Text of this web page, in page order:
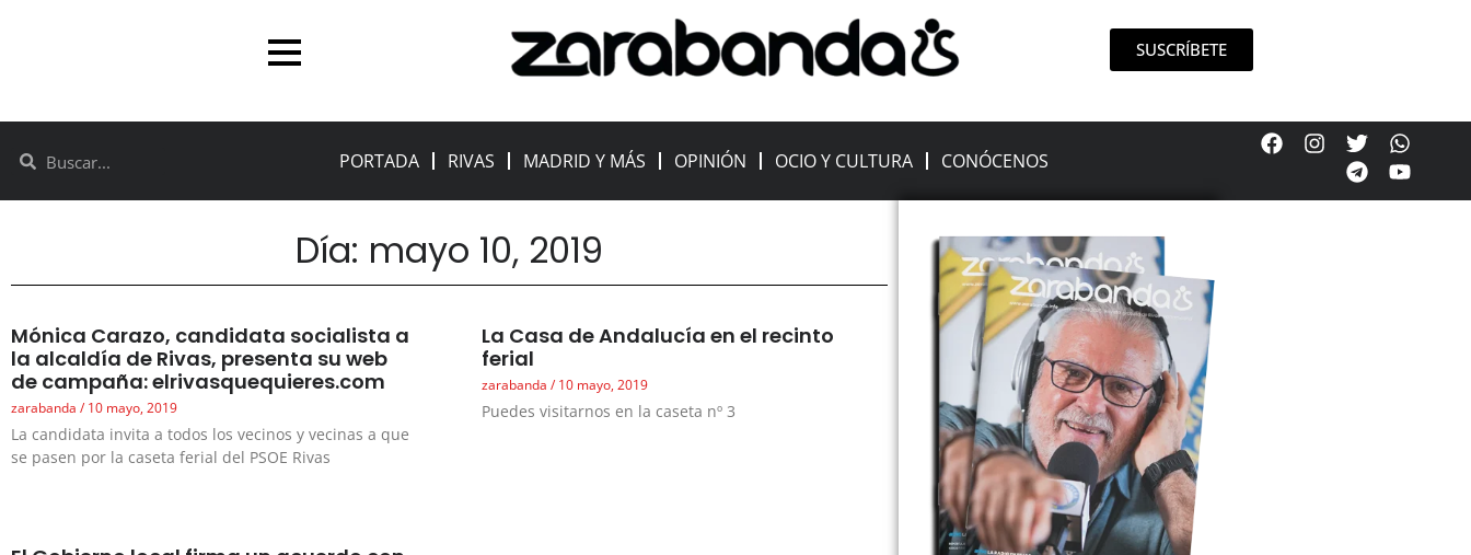
SUSCRÍBETE
PORTADA RIVAS MADRID Y MÁS OPINIÓN OCIO Y CULTURA CONÓCENOS
Día: mayo 10, 2019
Mónica Carazo, candidata socialista a
la alcaldía de Rivas, presenta su web
de campaña: elrivasquequieres.com
zarabanda 10 mayo, 2019
La candidata invita a todos los vecinos y vecinas a que
se pasen por la caseta ferial del PSOE Rivas
La Casa de Andalucía en el recinto
ferial
zarabanda 10 mayo, 2019
Puedes visitarnos en la caseta nº 3